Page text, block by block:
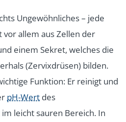
Ungewöhnliches – jede
vor allem aus Zellen der
einem Sekret, welches die
(Zervixdrüsen) bilden.
Funktion: Er reinigt und
pH-Wert des
leicht sauren Bereich. In